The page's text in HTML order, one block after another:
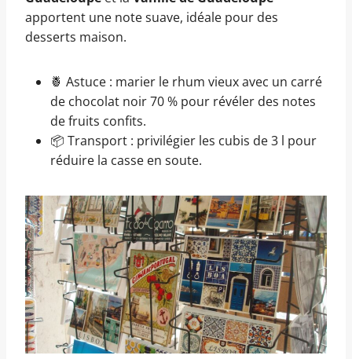
apportent une note suave, idéale pour des
desserts maison.
🍍 Astuce : marier le rhum vieux avec un carré
de chocolat noir 70 % pour révéler des notes
de fruits confits.
📦 Transport : privilégier les cubis de 3 l pour
réduire la casse en soute.